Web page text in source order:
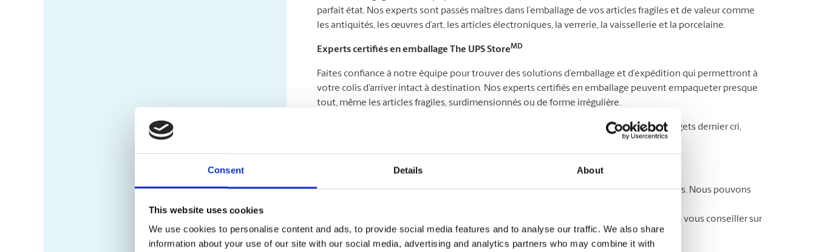
Consent Details About
This website uses cookies
We use cookies to personalise content and ads, to provide social media features and to analyse our traffic. We also share
information about your use of our site with our social media, advertising and analytics partners who may combine it with
parfait état. Nos experts sont passés maîtres dans l’emballage de vos articles fragiles et de valeur comme
les antiquités, les œuvres d’art, les articles électroniques, la verrerie, la vaissellerie et la porcelaine.
Experts certifiés en emballage The UPS StoreMD
Faites confiance à notre équipe pour trouver des solutions d’emballage et d’expédition qui permettront à
votre colis d’arriver intact à destination. Nos experts certifiés en emballage peuvent empaqueter presque
tout, même les articles fragiles, surdimensionnés ou de forme irrégulière.
Que vous envoyiez des délices maison à des proches à l’autre bout du pays ou des gadgets dernier cri,
Solutions d’emballage sur mesure
Les objets surdimensionnés ou de forme spéciale exigent souvent des soins particuliers. Nous pouvons
commencer ? Passez voir nos experts certifiés en emballage dès aujourd’hui. Ils sauront vous conseiller sur
les meilleures méthodes d’emballage.